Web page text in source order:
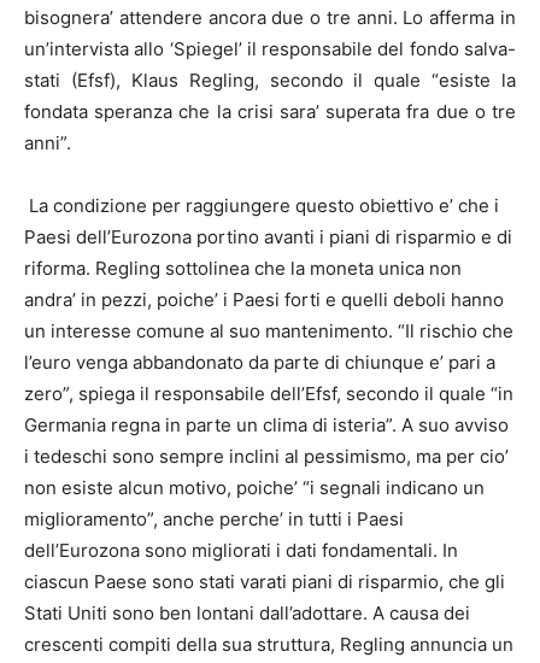
bisognera’ attendere ancora due o tre anni. Lo afferma in
un’intervista allo ‘Spiegel’ il responsabile del fondo salva-
stati (Efsf), Klaus Regling, secondo il quale “esiste la
fondata speranza che la crisi sara’ superata fra due o tre
anni”.
La condizione per raggiungere questo obiettivo e’ che i
Paesi dell’Eurozona portino avanti i piani di risparmio e di
riforma. Regling sottolinea che la moneta unica non
andra’ in pezzi, poiche’ i Paesi forti e quelli deboli hanno
un interesse comune al suo mantenimento. “Il rischio che
l’euro venga abbandonato da parte di chiunque e’ pari a
zero”, spiega il responsabile dell’Efsf, secondo il quale “in
Germania regna in parte un clima di isteria”. A suo avviso
i tedeschi sono sempre inclini al pessimismo, ma per cio’
non esiste alcun motivo, poiche’ “i segnali indicano un
miglioramento”, anche perche’ in tutti i Paesi
dell’Eurozona sono migliorati i dati fondamentali. In
ciascun Paese sono stati varati piani di risparmio, che gli
Stati Uniti sono ben lontani dall’adottare. A causa dei
crescenti compiti della sua struttura, Regling annuncia un